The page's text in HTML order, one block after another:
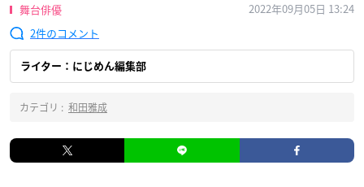
舞台俳優
2022年09月05日 13:24
2
ライター：にじめん編集部
カテゴリ : 和田雅成